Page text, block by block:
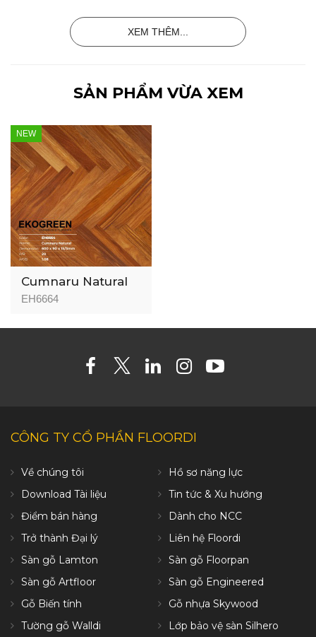
XEM THÊM...
SẢN PHẨM VỪA XEM
NEW
Cumnaru Natural
EH6664
CÔNG TY CỔ PHẦN FLOORDI
Về chúng tôi
Hồ sơ năng lực
Download Tài liệu
Tin tức & Xu hướng
Điểm bán hàng
Dành cho NCC
Trở thành Đại lý
Liên hệ Floordi
Sàn gỗ Lamton
Sàn gỗ Floorpan
Sàn gỗ Artfloor
Sàn gỗ Engineered
Gỗ Biến tính
Gỗ nhựa Skywood
Tường gỗ Walldi
Lớp bảo vệ sàn Silhero